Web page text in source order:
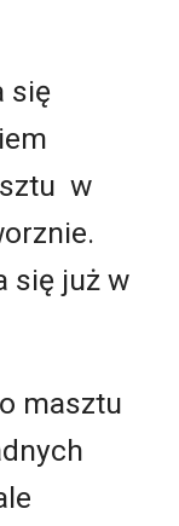
się
w
się już w
masztu